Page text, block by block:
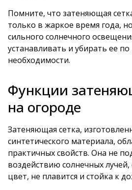
Помните, что затеняющая
только в жаркое время года,
сильного солнечного
устанавливать и убирать ее
необходимости.
Функции
на огороде
Затеняющая сетка,
синтетического материала,
практичных свойств. Она не
воздействию солнечных лучей,
цвет, не плавится и стойка к